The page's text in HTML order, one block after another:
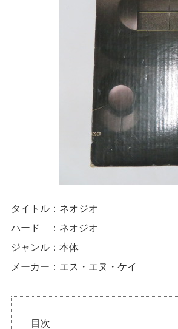
タイトル：ネオジオ
ハード ：ネオジオ
ジャンル：本体
メーカー：エス・エヌ・ケイ
目次